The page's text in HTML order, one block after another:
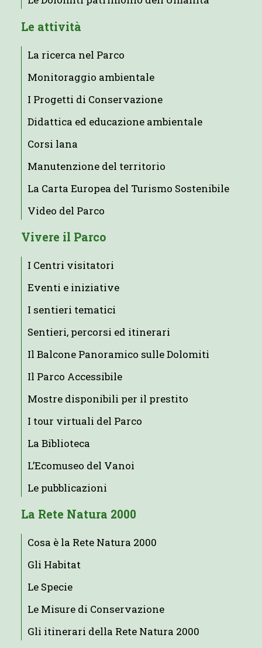
Le attività
La ricerca nel Parco
Monitoraggio ambientale
I Progetti di Conservazione
Didattica ed educazione ambientale
Corsi lana
Manutenzione del territorio
La Carta Europea del Turismo Sostenibile
Video del Parco
Vivere il Parco
I Centri visitatori
Eventi e iniziative
I sentieri tematici
Sentieri, percorsi ed itinerari
Il Balcone Panoramico sulle Dolomiti
Il Parco Accessibile
Mostre disponibili per il prestito
I tour virtuali del Parco
La Biblioteca
L’Ecomuseo del Vanoi
Le pubblicazioni
La Rete Natura 2000
Cosa è la Rete Natura 2000
Gli Habitat
Le Specie
Le Misure di Conservazione
Gli itinerari della Rete Natura 2000